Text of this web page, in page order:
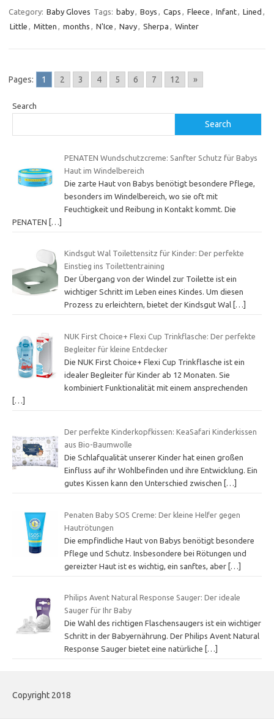
Category: Baby Gloves Tags: baby, Boys , Caps , Fleece , Infant, Lined ,
Little , Mitten , months , N'Ice , Navy, Sherpa , Winter
Pages: 1 2 3 4 5 6 7 12 »
Search
Search
PENATEN Wundschutzcreme: Sanfter Schutz für Babys
Haut im Windelbereich
Die zarte Haut von Babys benötigt besondere Pflege,
besonders im Windelbereich, wo sie oft mit
Feuchtigkeit und Reibung in Kontakt kommt. Die
PENATEN
[…]
Kindsgut Wal Toilettensitz für Kinder: Der perfekte
Einstieg ins Toilettentraining
Der Übergang von der Windel zur Toilette ist ein
wichtiger Schritt im Leben eines Kindes. Um diesen
Prozess zu erleichtern, bietet der Kindsgut Wal […]
NUK First Choice+ Flexi Cup Trinkflasche: Der perfekte
Begleiter für kleine Entdecker
Die NUK First Choice+ Flexi Cup Trinkflasche ist ein
idealer Begleiter für Kinder ab 12 Monaten. Sie
kombiniert Funktionalität mit einem ansprechenden
[…]
Der perfekte Kinderkopfkissen: KeaSafari Kinderkissen
aus Bio-Baumwolle
Die Schlafqualität unserer Kinder hat einen großen
Einfluss auf ihr Wohlbefinden und ihre Entwicklung. Ein
gutes Kissen kann den Unterschied zwischen
[…]
Penaten Baby SOS Creme: Der kleine Helfer gegen
Hautrötungen
Die empfindliche Haut von Babys benötigt besondere
Pflege und Schutz. Insbesondere bei Rötungen und
gereizter Haut ist es wichtig, ein sanftes, aber […]
Philips Avent Natural Response Sauger: Der ideale
Sauger für Ihr Baby
Die Wahl des richtigen Flaschensaugers ist ein wichtiger
Schritt in der Babyernährung. Der Philips Avent Natural
Response Sauger bietet eine natürliche
[…]
Copyright 2018